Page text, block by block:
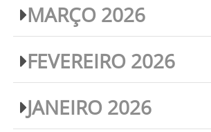
MARÇO 2026
FEVEREIRO 2026
JANEIRO 2026